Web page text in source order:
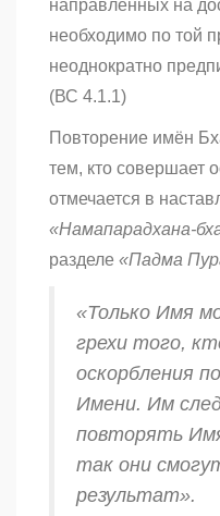
направленных на
необходимо по той
неоднократно
(ВС 4.1.1)
Повторение имён
тем, кто совершает
отмечается в
«Намапарадхана-
разделе «Падма
«Только Имя
грехи того,
оскорбления
Имени. Им
повторять
так они
результат».